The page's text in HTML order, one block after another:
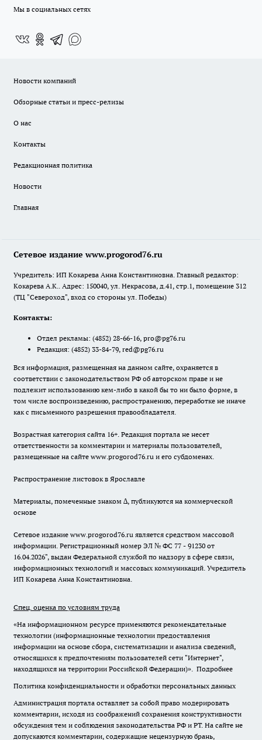
Мы в социальных сетях
Новости компаний
Обзорные статьи и пресс-релизы
О нас
Контакты
Редакционная политика
Новости
Главная
Сетевое издание www.progorod76.ru
Учредитель: ИП Кокарева Анна Константиновна. Главный редактор:
Кокарева А.К.. Адрес: 150040, ул. Некрасова, д.41, стр.1, помещение 312
(ТЦ "Североход", вход со стороны ул. Победы)
Контакты:
Отдел рекламы: (4852) 28-66-16, pro@pg76.ru
Редакция: (4852) 33-84-79, red@pg76.ru
Вся информация, размещенная на данном сайте, охраняется в
соответствии с законодательством РФ об авторском праве и не
подлежит использованию кем-либо в какой бы то ни было форме, в
том числе воспроизведению, распространению, переработке не иначе
как с письменного разрешения правообладателя.
Возрастная категория сайта 16+. Редакция портала не несет
ответственности за комментарии и материалы пользователей,
размещенные на сайте www.progorod76.ru и его субдоменах.
Распространение листовок в Ярославле
Материалы, помеченные знаком ∆, публикуются на коммерческой
основе
Сетевое издание www.progorod76.ru является средством массовой
информации. Регистрационный номер ЭЛ № ФС 77 - 91230 от
16.04.2026", выдан Федеральной службой по надзору в сфере связи,
информационных технологий и массовых коммуникаций. Учредитель
ИП Кокарева Анна Константиновна.
Спец. оценка по условиям труда
«На информационном ресурсе применяются рекомендательные
технологии (информационные технологии предоставления
информации на основе сбора, систематизации и анализа сведений,
относящихся к предпочтениям пользователей сети "Интернет",
находящихся на территории Российской Федерации)». Подробнее
Политика конфиденциальности и обработки персональных данных
Администрация портала оставляет за собой право модерировать
комментарии, исходя из соображений сохранения конструктивности
обсуждения тем и соблюдения законодательства РФ и РТ. На сайте не
допускаются комментарии, содержащие нецензурную брань,